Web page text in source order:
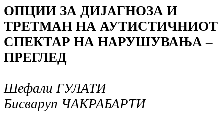
ОПЦИИ ЗА ДИЈАГНОЗА И
ТРЕТМАН НА АУТИСТИЧНИОТ
СПЕКТАР НА НАРУШУВАЊА –
ПРЕГЛЕД
Шефали ГУЛАТИ
Бисваруп ЧАКРАБАРТИ